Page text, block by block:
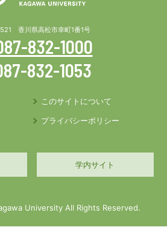
香川県高松市幸町1番1号
832-1000
832-1053
このサイトについて
プライバシーポリシー
学内サイト
University All Rights Reserved.